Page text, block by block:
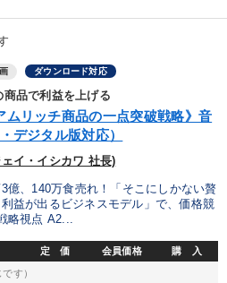
業家のロマンと経営
門家のアドバイス
る知恵を身につける
ダウンロード対応
商品で利益を上げる
ムリッチ商品の一点突破戦略》音
デジタル版対応）
イ・イシカワ 社長)
億、140万食売れ！「そこにしかない贅
益が出るビジネスモデル」で、価格競
略視点 A2...
定 価 会員価格 購 入
す）